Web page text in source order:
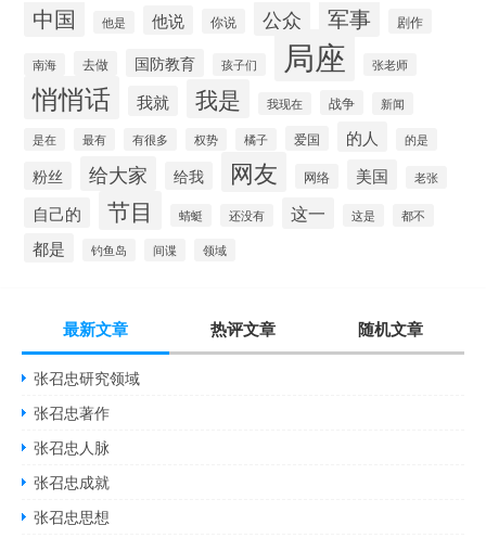
中国 他是 他说 你说 公众 军事 剧作
南海 去做 国防教育 孩子们 局座 张老师
悄悄话 我就 我是 我现在 战争 新闻
是在 最有 有很多 权势 橘子 爱国 的人 的是
粉丝 给大家 给我 网友 网络 美国 老张
自己的 节目 蜻蜓 还没有 这一 这是 都不
都是 钓鱼岛 间谍 领域
最新文章 热评文章 随机文章
张召忠研究领域
张召忠著作
张召忠人脉
张召忠成就
张召忠思想